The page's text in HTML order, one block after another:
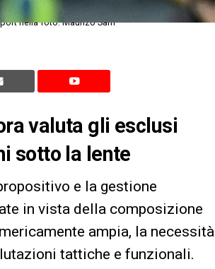
nella foto: Maurizo Sarri
valuta gli esclusi
sotto la lente
e la gestione
in vista della composizione
ampia, la necessità
tattiche e funzionali.